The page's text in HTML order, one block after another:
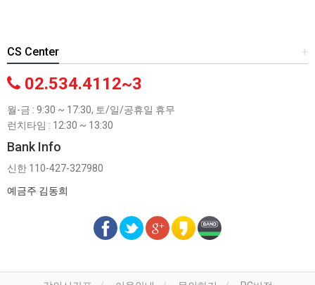
+
CS Center
02.534.4112~3
월-금 : 9:30 ~ 17:30, 토/일/공휴일 휴무
런치타임 : 12:30 ~ 13:30
Bank Info
신한 110-427-327980
예금주 김동희